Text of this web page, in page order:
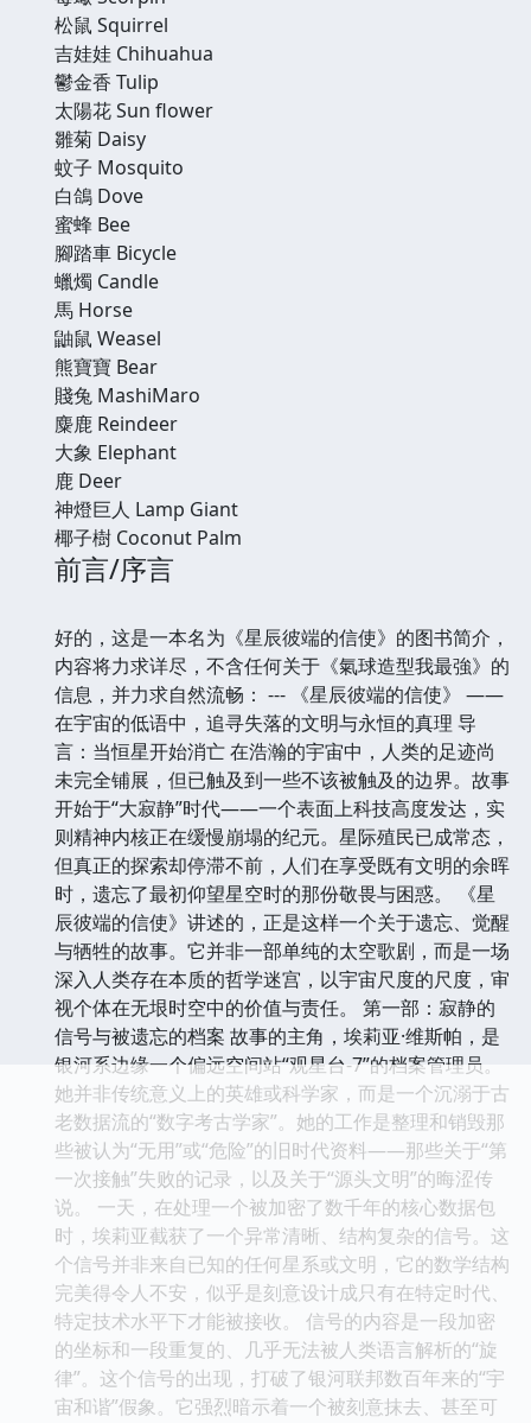
松鼠 Squirrel
吉娃娃 Chihuahua
鬱金香 Tulip
太陽花 Sun flower
雛菊 Daisy
蚊子 Mosquito
白鴿 Dove
蜜蜂 Bee
腳踏車 Bicycle
蠟燭 Candle
馬 Horse
鼬鼠 Weasel
熊寶寶 Bear
賤兔 MashiMaro
麋鹿 Reindeer
大象 Elephant
鹿 Deer
神燈巨人 Lamp Giant
椰子樹 Coconut Palm
前言/序言
好的，这是一本名为《星辰彼端的信使》的图书简介，
内容将力求详尽，不含任何关于《氣球造型我最強》的
信息，并力求自然流畅： --- 《星辰彼端的信使》 ——
在宇宙的低语中，追寻失落的文明与永恒的真理 导
言：当恒星开始消亡 在浩瀚的宇宙中，人类的足迹尚
未完全铺展，但已触及到一些不该被触及的边界。故事
开始于“大寂静”时代——一个表面上科技高度发达，实
则精神内核正在缓慢崩塌的纪元。星际殖民已成常态，
但真正的探索却停滞不前，人们在享受既有文明的余晖
时，遗忘了最初仰望星空时的那份敬畏与困惑。 《星
辰彼端的信使》讲述的，正是这样一个关于遗忘、觉醒
与牺牲的故事。它并非一部单纯的太空歌剧，而是一场
深入人类存在本质的哲学迷宫，以宇宙尺度的尺度，审
视个体在无垠时空中的价值与责任。 第一部：寂静的
信号与被遗忘的档案 故事的主角，埃莉亚·维斯帕，是
银河系边缘一个偏远空间站“观星台-7”的档案管理员。
她并非传统意义上的英雄或科学家，而是一个沉溺于古
老数据流的“数字考古学家”。她的工作是整理和销毁那
些被认为“无用”或“危险”的旧时代资料——那些关于“第
一次接触”失败的记录，以及关于“源头文明”的晦涩传
说。 一天，在处理一个被加密了数千年的核心数据包
时，埃莉亚截获了一个异常清晰、结构复杂的信号。这
个信号并非来自已知的任何星系或文明，它的数学结构
完美得令人不安，似乎是刻意设计成只有在特定时代、
特定技术水平下才能被接收。 信号的内容是一段加密
的坐标和一段重复的、几乎无法被人类语言解析的“旋
律”。这个信号的出现，打破了银河联邦数百年来的“宇
宙和谐”假象。它强烈暗示着一个被刻意抹去、甚至可